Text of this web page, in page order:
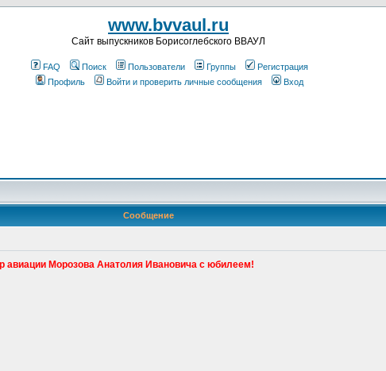
www.bvvaul.ru
Cайт выпускников Борисоглебского ВВАУЛ
FAQ Поиск Пользователи Группы
Регистрация
Профиль
Войти и проверить личные сообщения Вход
Сообщение
авиации Морозова Анатолия Ивановича с юбилеем!